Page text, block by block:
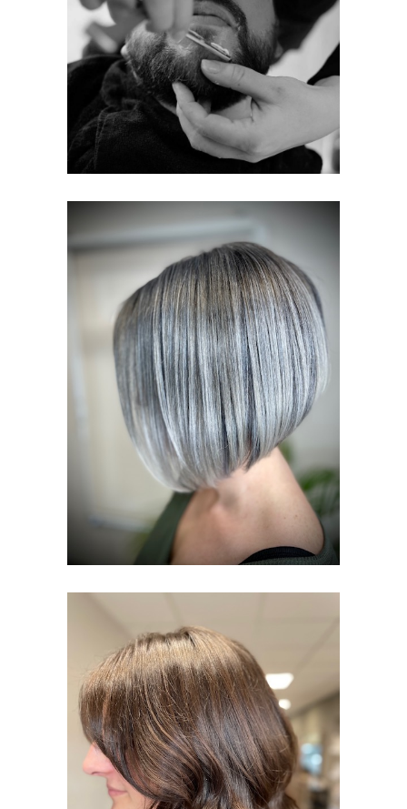
POUR VOUS LES
HOMMES
HOMMES
POUR VOUS
MESDAMES
FEMMES
DON DE CHEVEUX
FEMMES